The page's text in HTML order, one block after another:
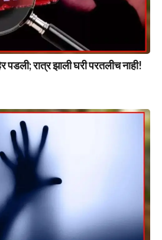
पडली; रात्र झाली घरी परतलीच नाही!